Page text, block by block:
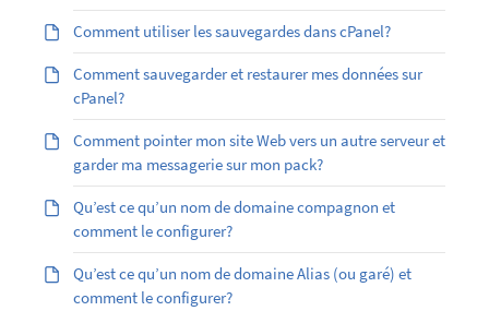
Comment utiliser les sauvegardes dans cPanel?
Comment sauvegarder et restaurer mes données sur
cPanel?
Comment pointer mon site Web vers un autre serveur et
garder ma messagerie sur mon pack?
Qu’est ce qu’un nom de domaine compagnon et
comment le configurer?
Qu’est ­ce qu’un nom de domaine Alias (ou garé) et
comment le configurer?